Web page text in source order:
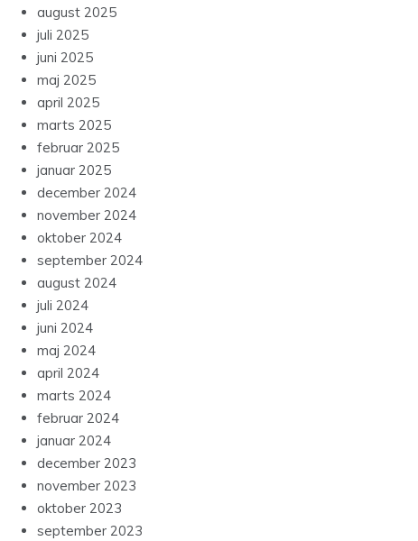
august 2025
juli 2025
juni 2025
maj 2025
april 2025
marts 2025
februar 2025
januar 2025
december 2024
november 2024
oktober 2024
september 2024
august 2024
juli 2024
juni 2024
maj 2024
april 2024
marts 2024
februar 2024
januar 2024
december 2023
november 2023
oktober 2023
september 2023